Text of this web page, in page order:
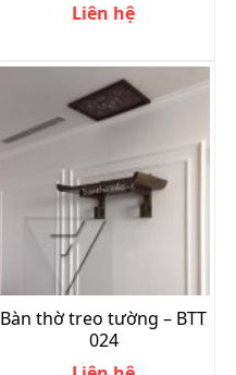
Liên hệ
Bàn thờ treo tường – BTT
024